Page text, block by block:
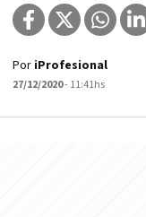
Por iProfesional
27/12/2020- 11:41hs